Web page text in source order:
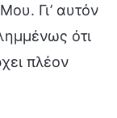
Γι’ αυτόν
ότι
πλέον